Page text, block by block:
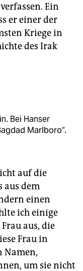
Ein
er einer der
Kriege in
des Irak
Bei Hanser
Marlboro“.
auf die
aus dem
einen
ich einige
aus, die
Frau in
Namen,
um sie nicht